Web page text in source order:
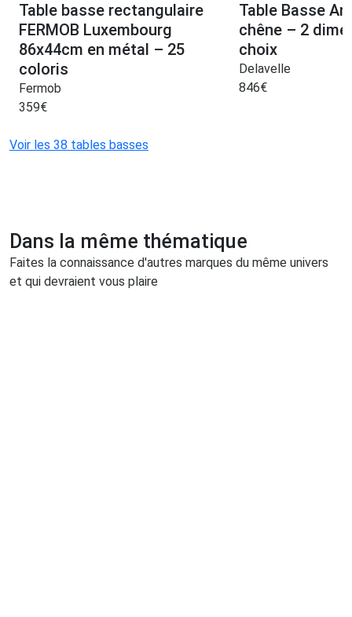
Table basse rectangulaire
FERMOB Luxembourg
86x44cm en métal – 25
coloris
Fermob
359€
Table Basse
chêne – 2
choix
Delavelle
846€
Voir les 38 tables basses
Dans la même thématique
Faites la connaissance d'autres marques du même univers
et qui devraient vous plaire